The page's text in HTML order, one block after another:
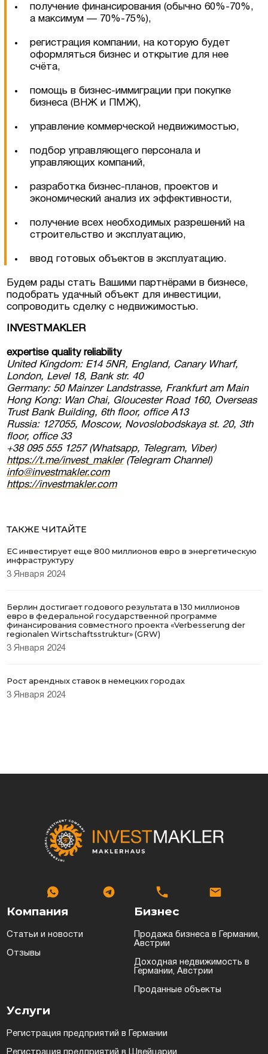
получение финансирования (обычно 60%-70%,
а максимум — 70%-75%),
регистрация компании, на которую будет
оформляться бизнес и открытие для нее
счёта,
помощь в бизнес-иммиграции при покупке
бизнеса (ВНЖ и ПМЖ),
управление коммерческой недвижимостью,
подбор управляющего персонала и
управляющих компаний,
разработка бизнес-планов, проектов и
экономический анализ их эффективности,
получение всех необходимых разрешений на
строительство и эксплуатацию,
ввод готовых объектов в эксплуатацию.
Будем рады стать Вашими партнёрами в бизнесе,
подобрать удачный объект для инвестиции,
сопроводить сделку с недвижимостью.
INVESTMAKLER
expertise quality reliability
United Kingdom: E14 5NR, England, Canary Wharf,
London, Level 18, Bank str. 40
Germany: 50 Mainzer Landstrasse, Frankfurt am Main
Hong Kong: Wan Chai, Gloucester Road 160, Overseas
Trust Bank Building, 6th floor, office A13
Russia: 127055, Moscow, Novoslobodskaya st. 20, 3th
floor, office 33
+38 095 555 1257 (Whatsapp, Telegram, Viber)
https://t.me/invest_makler(Telegram Channel)
info@investmakler.com
https://investmakler.com
ТАКЖЕ ЧИТАЙТЕ
ЕС инвестирует еще 800 миллионов евро в энергетическую
инфраструктуру
3 Января 2024
Берлин достигает годового результата в 130 миллионов
евро в федеральной государственной программе
финансирования совместного проекта «Verbesserung der
regionalen Wirtschaftsstruktur» (GRW)
3 Января 2024
Рост арендных ставок в немецких городах
3 Января 2024
Компания
Статьи и новости
Отзывы
Бизнес
Продажа бизнеса в Германии,
Австрии
Доходная недвижимость в
Германии, Австрии
Проданные объекты
Услуги
Регистрация предприятий в Германии
Регистрация предприятий в Швейцарии